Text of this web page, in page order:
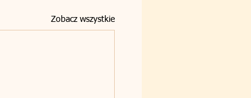
Zobacz wszystkie